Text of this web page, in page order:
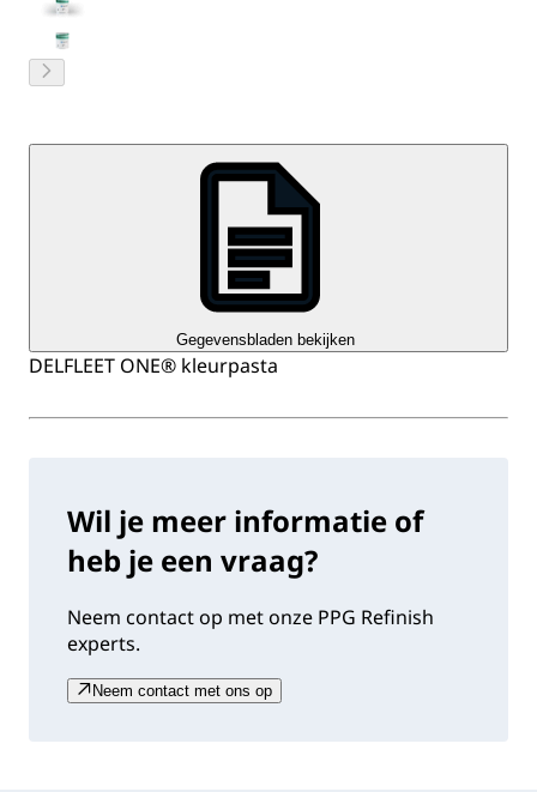
Gegevensbladen bekijken
DELFLEET ONE® kleurpasta
Wil je meer informatie of
heb je een vraag?
Neem contact op met onze PPG Refinish
experts.
Neem contact met ons op